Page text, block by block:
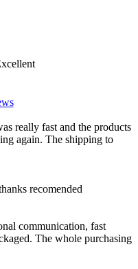
really fast and the products
again. The shipping to
recomended
communication, fast
The whole purchasing